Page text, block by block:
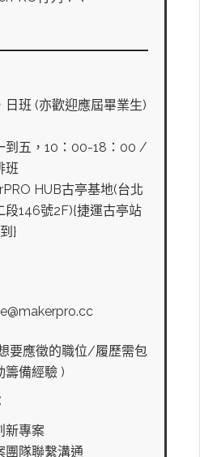
日班 (亦歡迎應屆畢業生)
到五，10：00-18：00 /
班
HUB古亭基地(台北
段146號2F){捷運古亭站
}
要應徵的職位/履歷需包
籌備經驗 )
新專案
團隊聯繫溝通